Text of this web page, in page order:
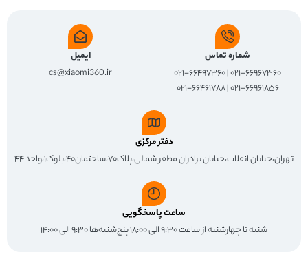
شماره تماس
۰۲۱-۶۶۹۶۷۳۶۰ | ۰۲۱-۶۶۴۹۷۳۶۰
۰۲۱-۶۶۹۶۱۸۵۶ | ۰۲۱-۶۶۴۶۱۷۸۸
ایمیل
cs@xiaomi360.ir
دفتر مرکزی
تهران،خیابان انقلاب،خیابان برادران مظفر شمالی،پلاک۷۰،ساختمان۴۰،بلوک۱،واحد ۴۴
ساعت پاسخگویی
شنبه تا چهارشنبه از ساعت ۹:۳۰ الی ۱۸:۰۰ پنج‌شنبه‌ها ۹:۳۰ الی ۱۴:۰۰